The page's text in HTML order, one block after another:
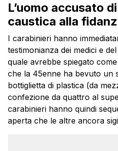
L’uomo accusato
caustica alla
I carabinieri hanno
testimonianza dei medici e
quale avrebbe spiegato
che la 45enne ha bevuto un
bottiglietta di plastica (da
confezione da quattro al
carabinieri hanno quindi
aperta che le altre ancora